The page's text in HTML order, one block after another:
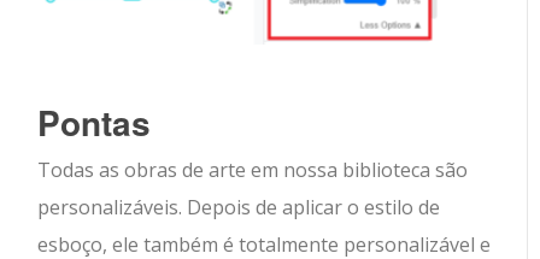
Pontas
Todas as obras de arte em nossa biblioteca são
personalizáveis. Depois de aplicar o estilo de
esboço, ele também é totalmente personalizável e